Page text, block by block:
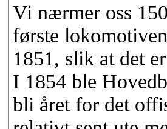
Vi nærmer oss
første
1851, slik at det
I 1854 ble
bli året for det